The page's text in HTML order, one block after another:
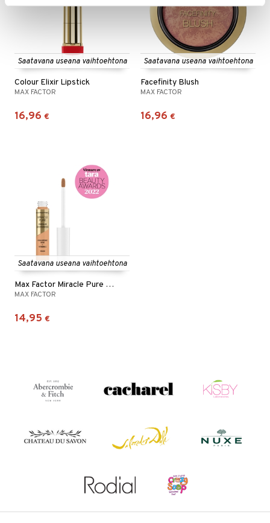
Saatavana useana vaihtoehtona
Colour Elixir Lipstick
MAX FACTOR
16,96 €
Saatavana useana vaihtoehtona
Facefinity Blush
MAX FACTOR
16,96 €
Saatavana useana vaihtoehtona
Max Factor Miracle Pure Concealer
MAX FACTOR
14,95 €